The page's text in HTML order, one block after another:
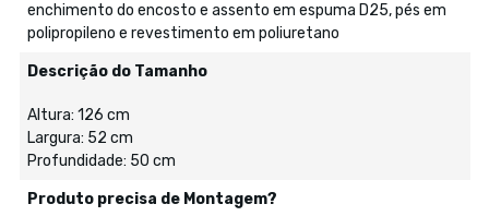
enchimento do encosto e assento em espuma D25, pés em
polipropileno e revestimento em poliuretano
Descrição do Tamanho
Altura: 126 cm
Largura: 52 cm
Profundidade: 50 cm
Produto precisa de Montagem?